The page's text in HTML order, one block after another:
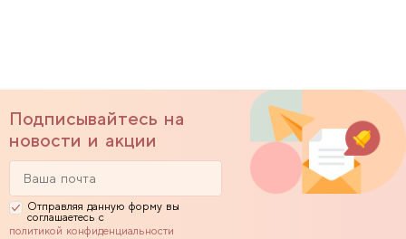
Подписывайтесь на
новости и акции
Отправляя данную форму вы
соглашаетесь с
политикой конфиденциальности